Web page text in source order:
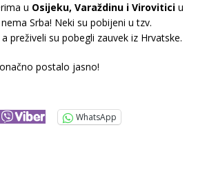
u Osijeku, Varaždinu i Virovitici u
Srba! Neki su pobijeni u tzv.
preživeli su pobegli zauvek iz Hrvatske.
postalo jasno!
WhatsApp